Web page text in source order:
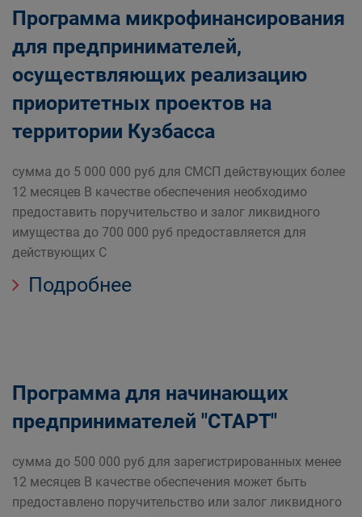
Программа микрофинансирования
для предпринимателей,
осуществляющих реализацию
приоритетных проектов на
территории Кузбасса
сумма до 5 000 000 руб для СМСП действующих более
12 месяцев В качестве обеспечения необходимо
предоставить поручительство и залог ликвидного
имущества до 700 000 руб предоставляется для
действующих С
Подробнее
Программа для начинающих
предпринимателей "СТАРТ"
сумма до 500 000 руб для зарегистрированных менее
12 месяцев В качестве обеспечения может быть
предоставлено поручительство или залог ликвидного